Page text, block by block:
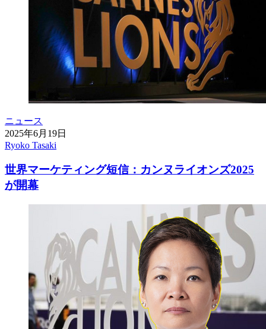
ニュース
2025年6月19日
Ryoko Tasaki
世界マーケティング短信：カンヌライオンズ2025
が開幕